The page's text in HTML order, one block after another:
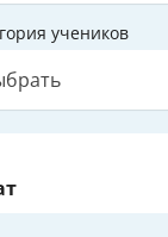
учеников